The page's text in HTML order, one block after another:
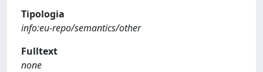
Tipologia
info:eu-repo/semantics/other
Fulltext
none